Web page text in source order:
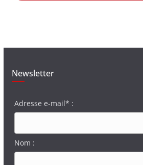
Newsletter
Adresse e-mail* :
Nom :